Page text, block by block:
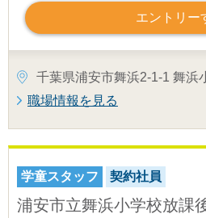
エントリー
千葉県浦安市舞浜2-1-1 舞浜
職場情報を見る
学童スタッフ 契約社員
浦安市立舞浜小学校放課